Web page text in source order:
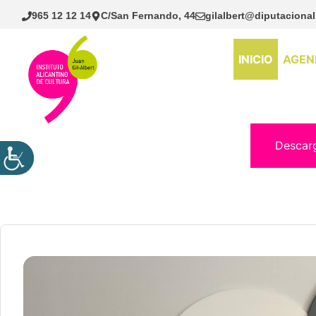
Saltar
965 12 12 14 C/San Fernando, 44
INICIO